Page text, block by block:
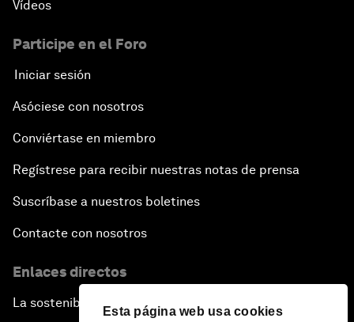
Esta página web usa cookies
Vídeos
Participe en el Foro
Iniciar sesión
Asóciese con nosotros
Conviértase en miembro
Regístrese para recibir nuestras notas de prensa
Suscríbase a nuestros boletines
Contacte con nosotros
Enlaces directos
La sostenibilidad en el Foro